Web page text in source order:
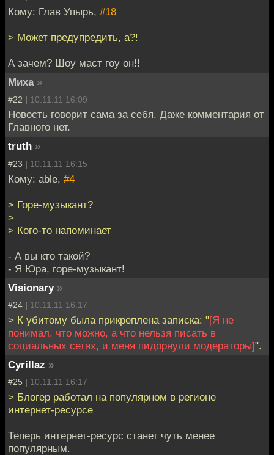
Кому: Глав Упырь, #18
> Может предупредить, а?!
А зачем? Шоу маст гоу он!!
Миха »
#22 | 10.11.11 16:09
Новость говорит сама за себя. Даже комментария от
Главного нет.
truth »
#23 | 10.11.11 16:15
Кому: able, #4
> Горе-музыкант?
>
> Кого-то напоминает
- А вы кто такой?
- Я Юра, горе-музыкант!
Visionary »
#24 | 10.11.11 16:17
> К убитому была прикреплена записка: "[Я не
понимал, что можно, а что нельзя писать в
социальных сетях, и меня пидорнули модераторы]".
Cyrillaz »
#25 | 10.11.11 16:17
> Блогер работал на популярном в регионе
интернет‑ресурсе
Теперь интернет-ресурс станет чуть менее
популярным.